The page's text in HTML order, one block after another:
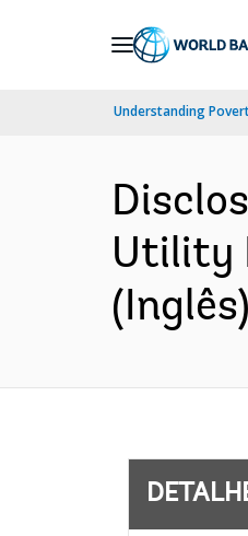
Understanding
Utility
(Inglês)